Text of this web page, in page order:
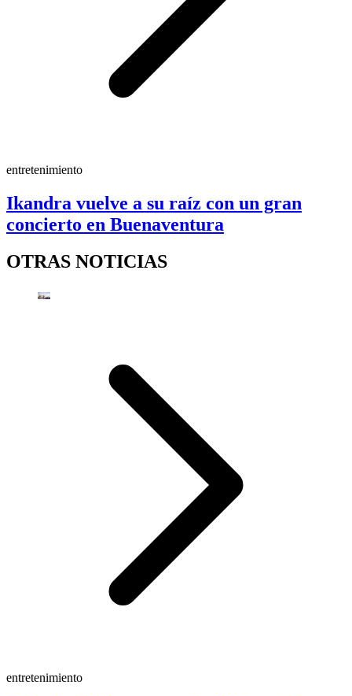
entretenimiento
Ikandra vuelve a su raíz con un gran
concierto en Buenaventura
OTRAS NOTICIAS
entretenimiento